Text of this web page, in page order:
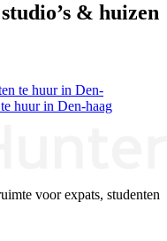
& huizen
te huur in Den-
te huur in Den-haag
voor expats, studenten